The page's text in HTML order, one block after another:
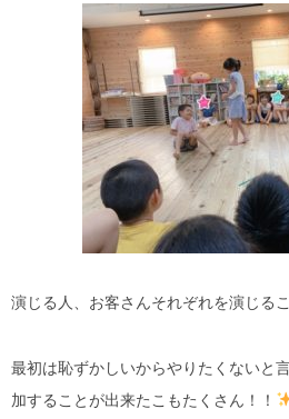
演じる人、お客さんそれぞれを演じる
最初は恥ずかしいからやりたくないと
加することが出来たこもたくさん！！